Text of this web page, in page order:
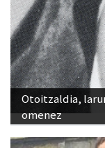
Otoitzaldia,
omenez